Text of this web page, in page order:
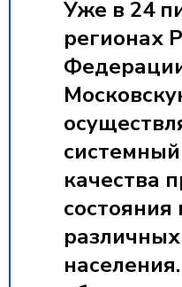
Уже в 24
регионах
качества
состояния